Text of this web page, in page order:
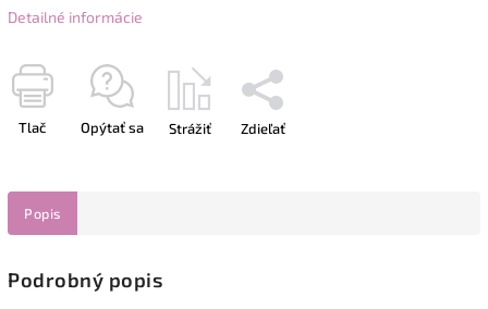
Detailné informácie
Tlač Opýtať sa Strážiť Zdieľať
Popis
Podrobný popis